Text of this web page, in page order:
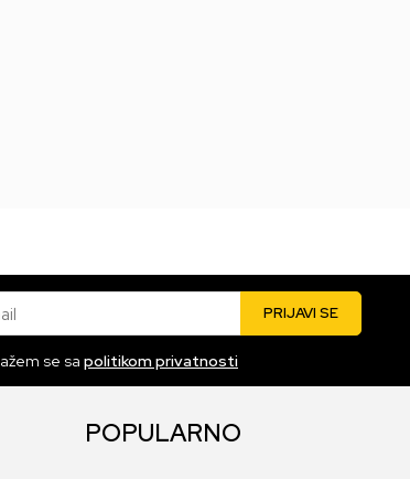
PRIJAVI SE
se sa politikom privatnosti
POPULARNO